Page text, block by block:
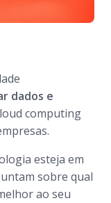
dados e
computing
esteja em
sobre qual
ao seu